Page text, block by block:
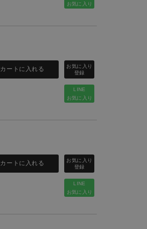
お気に入り
LINE
お気に入り
カートに入れる
LINE
お気に入り
カートに入れる